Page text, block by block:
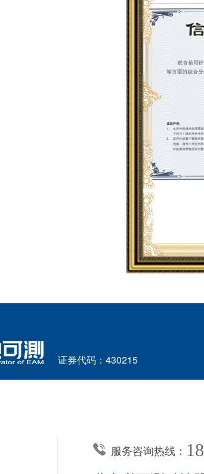
证券代码：430215
服务咨询热线：